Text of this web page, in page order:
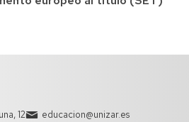
12
educacion@unizar.es